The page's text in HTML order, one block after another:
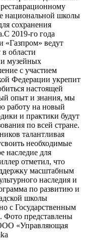
национальной школы
сохранения
2019-го года
«Газпром» ведут
области
музейных
с участием
Федерации укрепит
настоящей
опыт и знания, мы
работу на новый
и практики будут
по всей стране.
талантливая
необходимые
наследие для
отметил, что
масштабным
наследия и
по развитию и
школы
с Государственным
Фото представлены
«Управляющая